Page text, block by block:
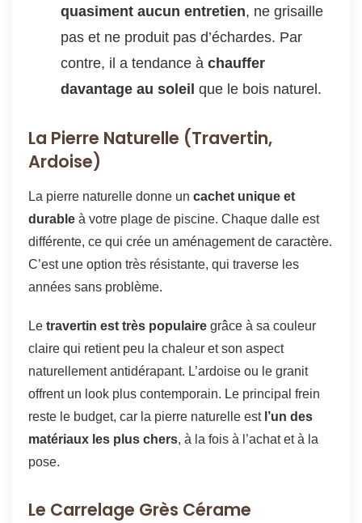
quasiment aucun entretien, ne grisaille
pas et ne produit pas d’échardes. Par
contre, il a tendance à chauffer
davantage au soleil que le bois naturel.
La Pierre Naturelle (Travertin,
Ardoise)
La pierre naturelle donne un cachet unique et
durable à votre plage de piscine. Chaque dalle est
différente, ce qui crée un aménagement de caractère.
C’est une option très résistante, qui traverse les
années sans problème.
Le travertin est très populaire grâce à sa couleur
claire qui retient peu la chaleur et son aspect
naturellement antidérapant. L’ardoise ou le granit
offrent un look plus contemporain. Le principal frein
reste le budget, car la pierre naturelle est l’un des
matériaux les plus chers, à la fois à l’achat et à la
pose.
Le Carrelage Grès Cérame